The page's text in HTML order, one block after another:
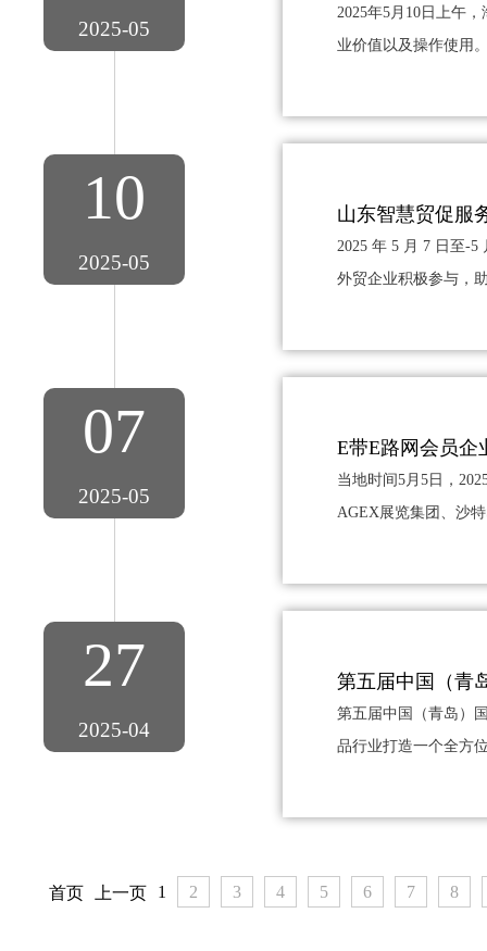
2025-05
2025年5月10日上午
业价值以及操作使用
10
2025-05
山东智慧贸促服
2025 年 5 月 7 日至-
外贸企业积极参与，
07
2025-05
E带E路网会员企
当地时间5月5日，
AGEX展览集团、沙
27
2025-04
第五届中国（青
第五届中国（青岛）
品行业打造一个全方
首页 上一页 1 2 3 4 5 6 7 8